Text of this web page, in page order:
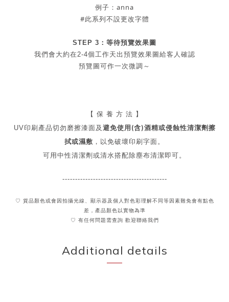
例子：anna
#此系列不設更改字體
STEP 3：等待預覽效果圖
我們會大約在2-4個工作天出 預覽效果圖給客人確認
預覽圖可作一次微調～
【 保 養 方 法 】
UV印刷產品切勿磨擦漆面及 避免使用(含)酒精或侵蝕性清潔劑擦
拭或濕敷 ，以免破壞印刷字面。
可用中性清潔劑或清水搭配除塵布清潔即可。
-----------------------------------------
♡ 貨品顏色或會因拍攝光線、顯示器及個人對色彩理解不同 等因素難免會有點色
差，產品顏色以實物為準
♡ 有任何問題需查詢 歡迎聯絡我們
Additional details